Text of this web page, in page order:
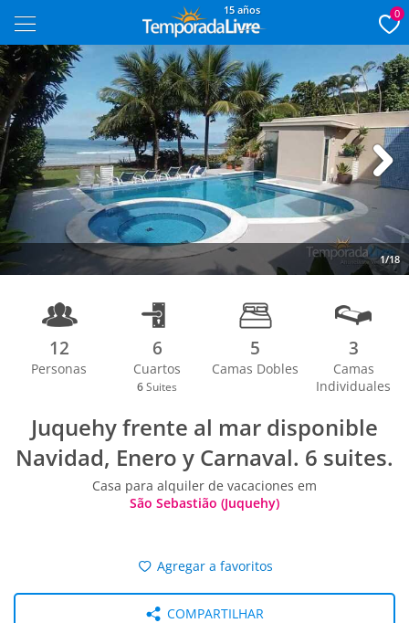
15 años 0
1/18
Next
12
Personas
6
Cuartos
6 Suites
5
Camas Dobles
3
Camas
Individuales
Juquehy frente al mar disponible
Navidad, Enero y Carnaval. 6 suites.
Casa para alquiler de vacaciones em
São Sebastião (Juquehy)
Agregar a favoritos
COMPARTILHAR